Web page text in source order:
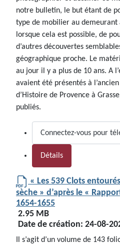
notre bulletin, le but étant de
type de mobilier au demeurant
lorsque cela est possible, de
d’autres découvertes
géographique proche. Le
au jour il y a plus de 10 ans. A
avaient été présentés à
d’Histoire de Provence à
publiés.
Connectez-vous pour
Détails
« Les 539 Clots
sèche » d’après le «
1654-1655
2.95 MB
Date de création: 24-08-
Il s’agit d’un volume de 143